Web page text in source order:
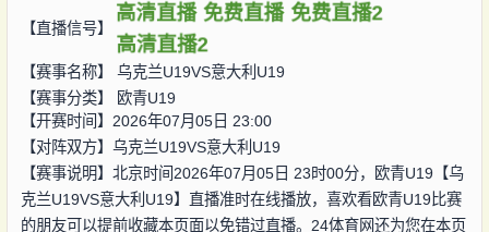
【直播信号】
高清直播 免费直播 免费直播2
高清直播2
【赛事名称】 乌克兰U19VS意大利U19
【赛事分类】
欧青U19
【开赛时间】2026年07月05日 23:00
【对阵双方】 乌克兰U19VS意大利U19
【赛事说明】北京时间2026年07月05日 23时00分，欧青U19【乌
克兰U19VS意大利U19】直播准时在线播放，喜欢看欧青U19比赛
的朋友可以提前收藏本页面以免错过直播。24体育网还为您在本页